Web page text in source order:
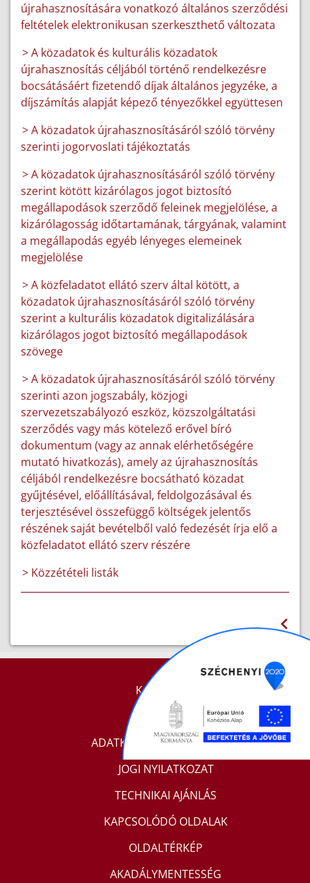
újrahasznosítására vonatkozó általános szerződési
feltételek elektronikusan szerkeszthető változata
> A közadatok és kulturális közadatok
újrahasznosítás céljából történő rendelkezésre
bocsátásáért fizetendő díjak általános jegyzéke, a
díjszámítás alapját képező tényezőkkel együttesen
> A közadatok újrahasznosításáról szóló törvény
szerinti jogorvoslati tájékoztatás
> A közadatok újrahasznosításáról szóló törvény
szerint kötött kizárólagos jogot biztosító
megállapodások szerződő feleinek megjelölése, a
kizárólagosság időtartamának, tárgyának, valamint
a megállapodás egyéb lényeges elemeinek
megjelölése
> A közfeladatot ellátó szerv által kötött, a
közadatok újrahasznosításáról szóló törvény
szerint a kulturális közadatok digitalizálására
kizárólagos jogot biztosító megállapodások
szövege
> A közadatok újrahasznosításáról szóló törvény
szerinti azon jogszabály, közjogi
szervezetszabályozó eszköz, közszolgáltatási
szerződés vagy más kötelező erővel bíró
dokumentum (vagy az annak elérhetőségére
mutató hivatkozás), amely az újrahasznosítás
céljából rendelkezésre bocsátható közadat
gyűjtésével, előállításával, feldolgozásával és
terjesztésével összefüggő költségek jelentős
részének saját bevételből való fedezését írja elő a
közfeladatot ellátó szerv részére
> Közzétételi listák
KAPCSOLAT
IMPRESSZUM
ADATKEZELÉSI TÁJÉKOZTATÓ
JOGI NYILATKOZAT
TECHNIKAI AJÁNLÁS
KAPCSOLÓDÓ OLDALAK
OLDALTÉRKÉP
AKADÁLYMENTESSÉG